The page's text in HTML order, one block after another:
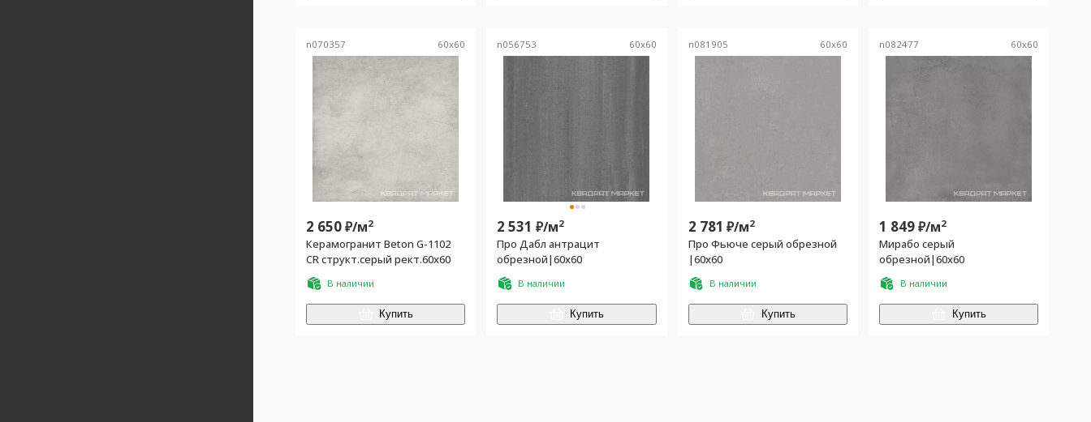
n070357 60x60
2 650₽/м2
Керамогранит Beton G-1102
CR структ.серый рект.60x60
В наличии
Купить
n056753 60x60
2 531 ₽/м2
Про Дабл антрацит
обрезной|60x60
В наличии
Купить
n081905 60x60
2 781 ₽/м2
Про Фьюче серый обрезной
|60x60
В наличии
Купить
n082477 60x60
1 849₽/м2
Мирабо серый
обрезной|60x60
В наличии
Купить